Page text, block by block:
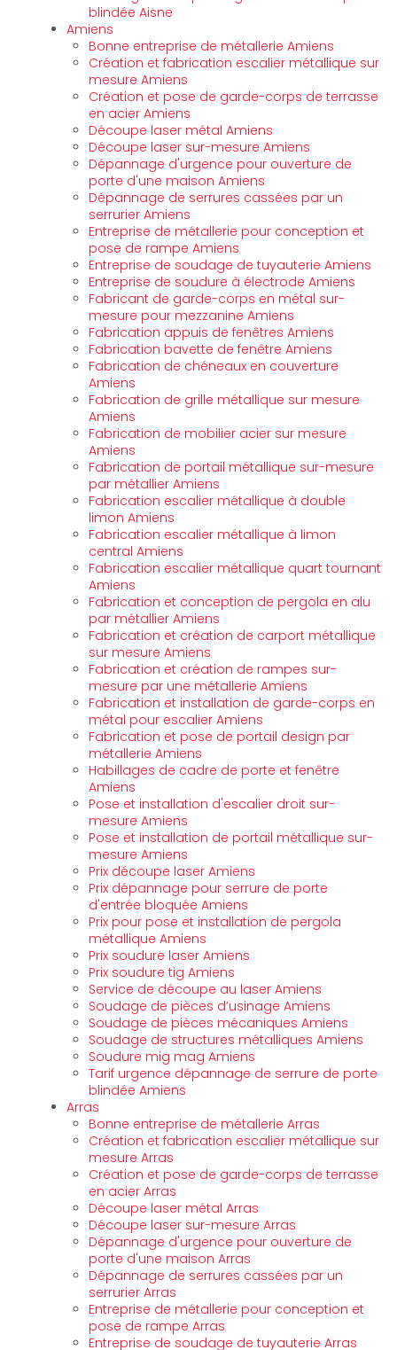
blindée Aisne
Amiens
Bonne entreprise de métallerie Amiens
Création et fabrication escalier métallique sur
mesure Amiens
Création et pose de garde-corps de terrasse
en acier Amiens
Découpe laser métal Amiens
Découpe laser sur-mesure Amiens
Dépannage d'urgence pour ouverture de
porte d'une maison Amiens
Dépannage de serrures cassées par un
serrurier Amiens
Entreprise de métallerie pour conception et
pose de rampe Amiens
Entreprise de soudage de tuyauterie Amiens
Entreprise de soudure à électrode Amiens
Fabricant de garde-corps en métal sur-
mesure pour mezzanine Amiens
Fabrication appuis de fenêtres Amiens
Fabrication bavette de fenêtre Amiens
Fabrication de chéneaux en couverture
Amiens
Fabrication de grille métallique sur mesure
Amiens
Fabrication de mobilier acier sur mesure
Amiens
Fabrication de portail métallique sur-mesure
par métallier Amiens
Fabrication escalier métallique à double
limon Amiens
Fabrication escalier métallique à limon
central Amiens
Fabrication escalier métallique quart tournant
Amiens
Fabrication et conception de pergola en alu
par métallier Amiens
Fabrication et création de carport métallique
sur mesure Amiens
Fabrication et création de rampes sur-
mesure par une métallerie Amiens
Fabrication et installation de garde-corps en
métal pour escalier Amiens
Fabrication et pose de portail design par
métallerie Amiens
Habillages de cadre de porte et fenêtre
Amiens
Pose et installation d'escalier droit sur-
mesure Amiens
Pose et installation de portail métallique sur-
mesure Amiens
Prix découpe laser Amiens
Prix dépannage pour serrure de porte
d'entrée bloquée Amiens
Prix pour pose et installation de pergola
métallique Amiens
Prix soudure laser Amiens
Prix soudure tig Amiens
Service de découpe au laser Amiens
Soudage de pièces d’usinage Amiens
Soudage de pièces mécaniques Amiens
Soudage de structures métalliques Amiens
Soudure mig mag Amiens
Tarif urgence dépannage de serrure de porte
blindée Amiens
Arras
Bonne entreprise de métallerie Arras
Création et fabrication escalier métallique sur
mesure Arras
Création et pose de garde-corps de terrasse
en acier Arras
Découpe laser métal Arras
Découpe laser sur-mesure Arras
Dépannage d'urgence pour ouverture de
porte d'une maison Arras
Dépannage de serrures cassées par un
serrurier Arras
Entreprise de métallerie pour conception et
pose de rampe Arras
Entreprise de soudage de tuyauterie Arras